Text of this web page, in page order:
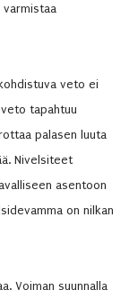
veto ei
tapahtuu
palasen luuta
Nivelsiteet
asentoon
on nilkan
Voiman suunnalla